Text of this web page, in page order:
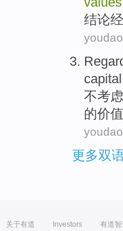
结论
youdao
capital
不考虑
的价值
youdao
更多双
关于有道 Investors 有道